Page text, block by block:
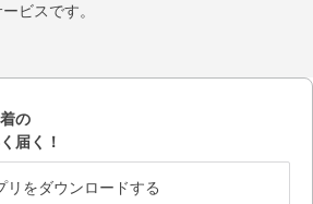
ビスです。
の
届く！
リをダウンロードする